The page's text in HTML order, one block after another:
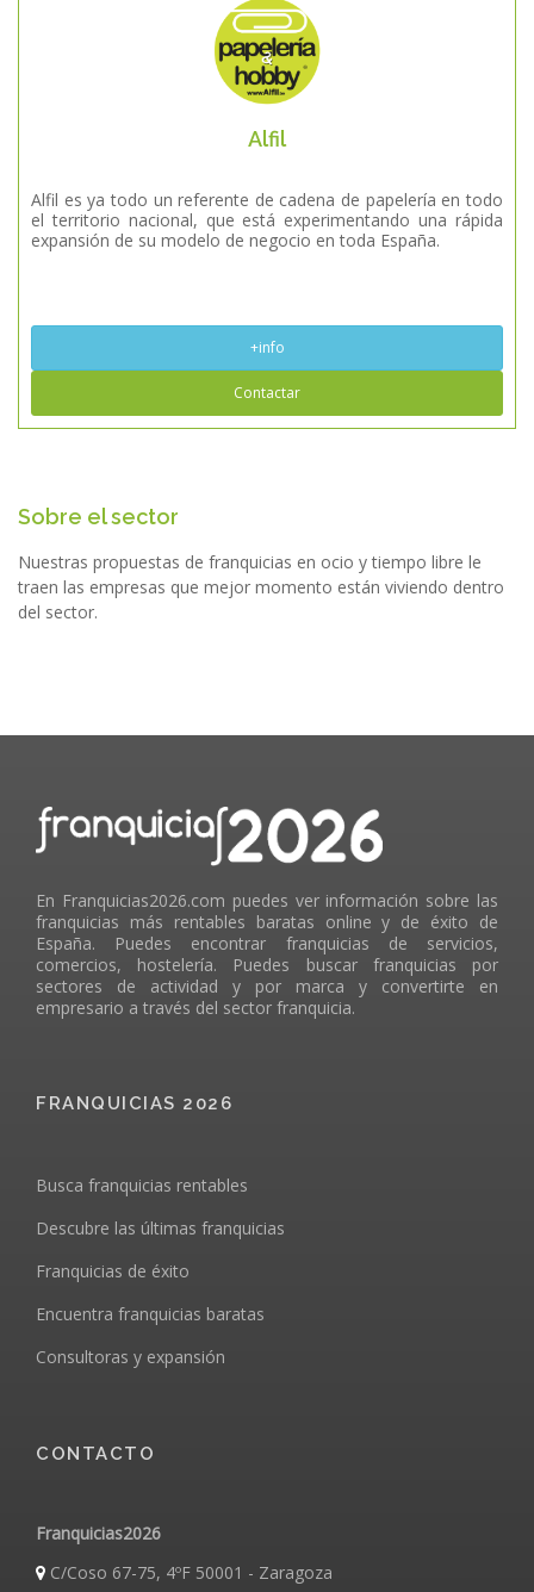
Alfil
Alfil es ya todo un referente de cadena de papelería en todo
el territorio nacional, que está experimentando una rápida
expansión de su modelo de negocio en toda España.
+info
Contactar
Sobre el sector
Nuestras propuestas de franquicias en ocio y tiempo libre le
traen las empresas que mejor momento están viviendo dentro
del sector.
En Franquicias2026.com puedes ver información sobre las
franquicias más rentables baratas online y de éxito de
España. Puedes encontrar franquicias de servicios,
comercios, hostelería. Puedes buscar franquicias por
sectores de actividad y por marca y convertirte en
empresario a través del sector franquicia.
FRANQUICIAS 2026
Busca franquicias rentables
Descubre las últimas franquicias
Franquicias de éxito
Encuentra franquicias baratas
Consultoras y expansión
CONTACTO
Franquicias2026
C/Coso 67-75, 4ºF 50001 - Zaragoza